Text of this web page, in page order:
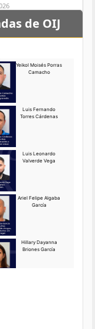
Regional de Santa
Puntarenas:
Regional de
Organismo de
de OIJ